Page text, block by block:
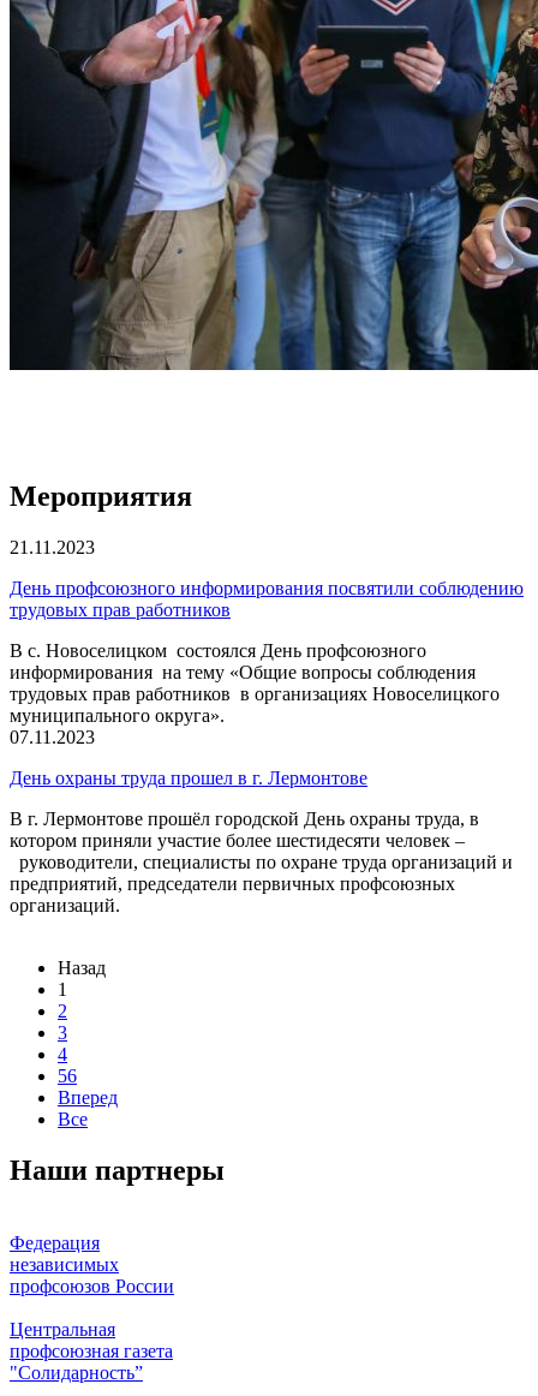
Мероприятия
21.11.2023
День профсоюзного информирования посвятили соблюдению
трудовых прав работников
В с. Новоселицком состоялся День профсоюзного
информирования на тему «Общие вопросы соблюдения
трудовых прав работников в организациях Новоселицкого
муниципального округа».
07.11.2023
День охраны труда прошел в г. Лермонтове
В г. Лермонтове прошёл городской День охраны труда, в
котором приняли участие более шестидесяти человек –
руководители, специалисты по охране труда организаций и
предприятий, председатели первичных профсоюзных
организаций.
Назад
1
2
3
4
56
Вперед
Все
Наши партнеры
Федерация
независимых
профсоюзов России
Центральная
профсоюзная газета
"Солидарность”